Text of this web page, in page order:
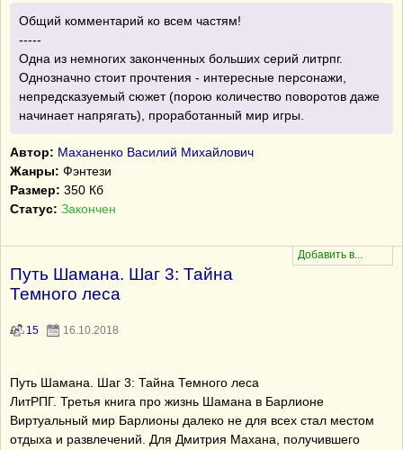
Общий комментарий ко всем частям!
-----
Одна из немногих законченных больших серий литрпг.
Однозначно стоит прочтения - интересные персонажи,
непредсказуемый сюжет (порою количество поворотов даже
начинает напрягать), проработанный мир игры.
Автор: Маханенко Василий Михайлович
Жанры: Фэнтези
Размер: 350 Кб
Статус: Закончен
Путь Шамана. Шаг 3: Тайна
Темного леса
15 16.10.2018
Путь Шамана. Шаг 3: Тайна Темного леса
ЛитРПГ. Третья книга про жизнь Шамана в Барлионе
Виртуальный мир Барлионы далеко не для всех стал местом
отдыха и развлечений. Для Дмитрия Махана, получившего